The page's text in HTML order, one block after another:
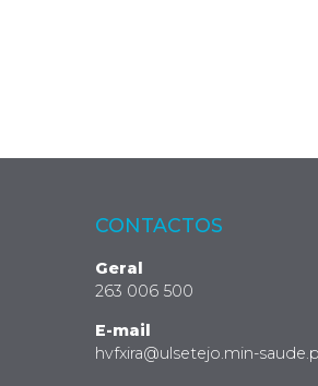
CONTACTOS
Geral
263 006 500
E-mail
hvfxira@ulsetejo.min-